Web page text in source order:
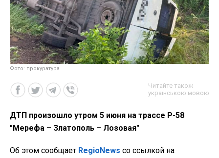
Фото: прокуратура
Читайте також
українською мовою
ДТП произошло утром 5 июня на трассе Р-58
"Мерефа – Златополь – Лозовая"
Об этом сообщает RegioNews со ссылкой на